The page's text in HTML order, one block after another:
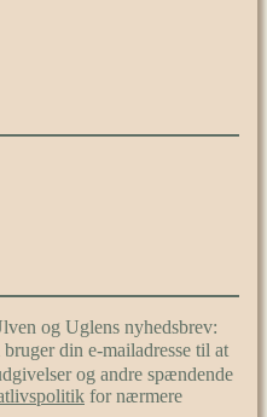
og Uglens nyhedsbrev:
din e-mailadresse til at
og andre spændende
for nærmere